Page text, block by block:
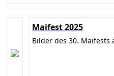
Maifest 2025
Bilder des 30. Maifests